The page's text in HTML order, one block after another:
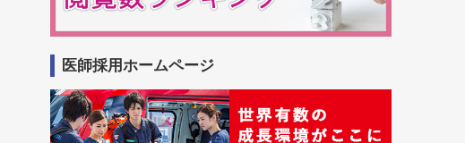
医師採用ホームページ